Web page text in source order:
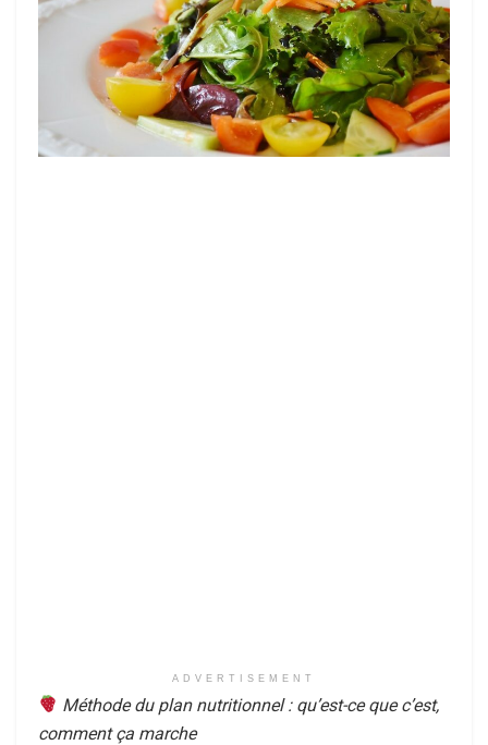
ADVERTISEMENT
Méthode du plan nutritionnel : qu’est-ce que c’est,
comment ça marche